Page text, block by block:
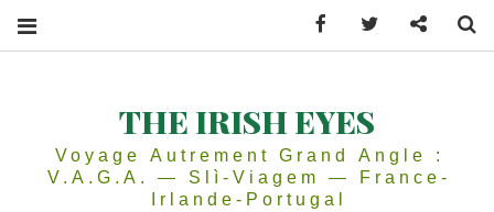
THE IRISH EYES
Voyage Autrement Grand Angle :
V.A.G.A. — Slì-Viagem — France-
Irlande-Portugal
Facebook Twitter